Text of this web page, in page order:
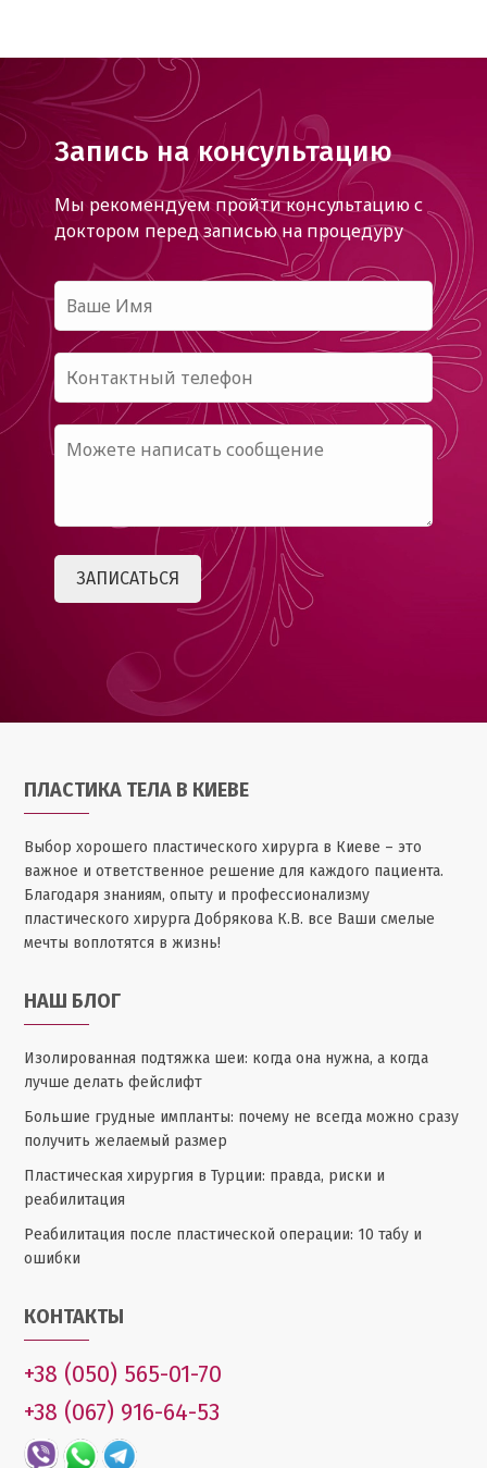
Запись на консультацию
Мы рекомендуем пройти консультацию с
доктором перед записью на процедуру
ПЛАСТИКА ТЕЛА В КИЕВЕ
Выбор хорошего пластического хирурга в Киеве – это
важное и ответственное решение для каждого пациента.
Благодаря знаниям, опыту и профессионализму
пластического хирурга Добрякова К.В. все Ваши смелые
мечты воплотятся в жизнь!
НАШ БЛОГ
Изолированная подтяжка шеи: когда она нужна, а когда
лучше делать фейслифт
Большие грудные импланты: почему не всегда можно сразу
получить желаемый размер
Пластическая хирургия в Турции: правда, риски и
реабилитация
Реабилитация после пластической операции: 10 табу и
ошибки
КОНТАКТЫ
+38 (050) 565-01-70
+38 (067) 916-64-53